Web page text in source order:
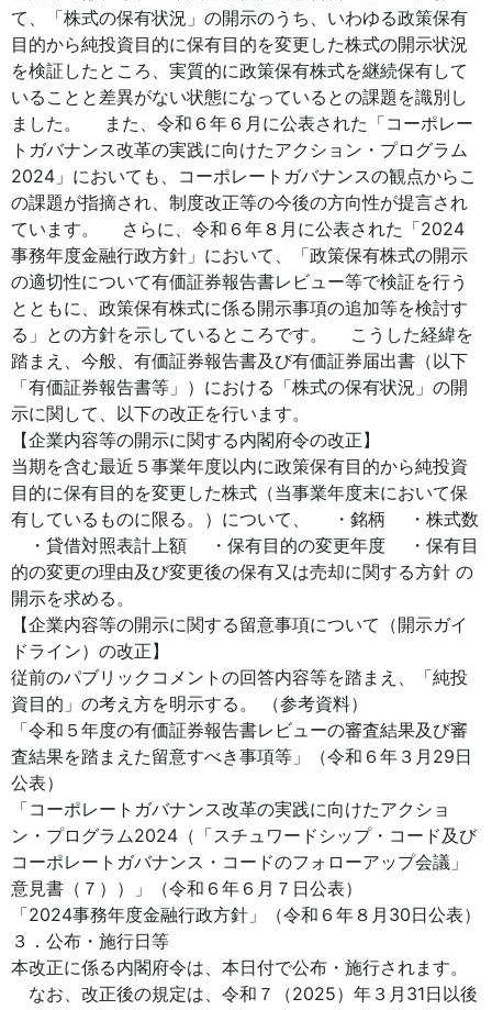
て、「株式の保有状況」の開示のうち、いわゆる政策保有
目的から純投資目的に保有目的を変更した株式の開示状況
を検証したところ、実質的に政策保有株式を継続保有して
いることと差異がない状態になっているとの課題を識別し
ました。 また、令和６年６月に公表された「コーポレー
トガバナンス改革の実践に向けたアクション・プログラム
2024」においても、コーポレートガバナンスの観点からこ
の課題が指摘され、制度改正等の今後の方向性が提言され
ています。 さらに、令和６年８月に公表された「2024
事務年度金融行政方針」において、「政策保有株式の開示
の適切性について有価証券報告書レビュー等で検証を行う
とともに、政策保有株式に係る開示事項の追加等を検討す
る」との方針を示しているところです。 こうした経緯を
踏まえ、今般、有価証券報告書及び有価証券届出書（以下
「有価証券報告書等」）における「株式の保有状況」の開
示に関して、以下の改正を行います。
【企業内容等の開示に関する内閣府令の改正】
当期を含む最近５事業年度以内に政策保有目的から純投資
目的に保有目的を変更した株式（当事業年度末において保
有しているものに限る。）について、 ・銘柄 ・株式数
・貸借対照表計上額 ・保有目的の変更年度 ・保有目
的の変更の理由及び変更後の保有又は売却に関する方針 の
開示を求める。
【企業内容等の開示に関する留意事項について（開示ガイ
ドライン）の改正】
従前のパブリックコメントの回答内容等を踏まえ、「純投
資目的」の考え方を明示する。 （参考資料）
「令和５年度の有価証券報告書レビューの審査結果及び審
査結果を踏まえた留意すべき事項等」（令和６年３月29日
公表）
「コーポレートガバナンス改革の実践に向けたアクショ
ン・プログラム2024（「スチュワードシップ・コード及び
コーポレートガバナンス・コードのフォローアップ会議」
意見書（７））」（令和６年６月７日公表）
「2024事務年度金融行政方針」（令和６年８月30日公表）
３．公布・施行日等
本改正に係る内閣府令は、本日付で公布・施行されます。
なお、改正後の規定は、令和７（2025）年３月31日以後